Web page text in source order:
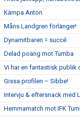
Kämpa Anton
Måns Landgren förlänger!
Dynamitbaren = succé
Delad poäng mot Tumba
Vi har en fantastisk publik
Gissa profilen – Sibbe!
Intervju & eftersnack med
Hemmamatch mot IFK